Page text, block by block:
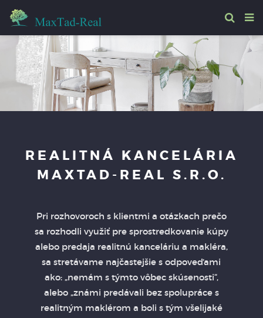
REALITNÁ KANCELÁRIA
MAXTAD-REAL S.R.O.
Pri rozhovoroch s klientmi a otázkach prečo
sa rozhodli využiť pre sprostredkovanie kúpy
alebo predaja realitnú kanceláriu a makléra,
sa stretávame najčastejšie s odpoveďami
ako: „nemám s týmto vôbec skúsenosti“,
alebo „známi predávali bez spolupráce s
realitným maklérom a boli s tým všelijaké